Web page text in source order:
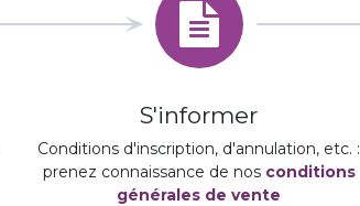
S'informer
Conditions d'inscription, d'annulation, etc. :
prenez connaissance de nos conditions
générales de vente